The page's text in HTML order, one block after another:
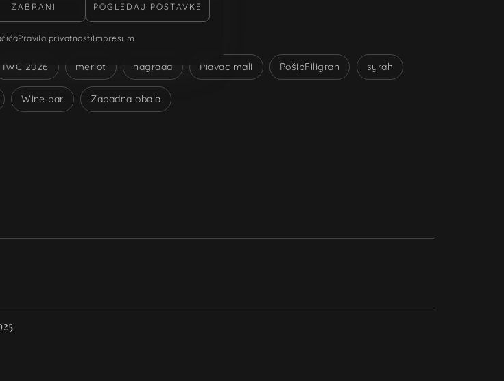
ZABRANI POGLEDAJ POSTAVKE
Pravila privatnostiImpresum
IWC 2026 merlot nagrada Plavac mali PošipFiligran syrah
Wine bar Zapadna obala